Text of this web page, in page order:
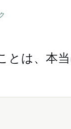
とは、本